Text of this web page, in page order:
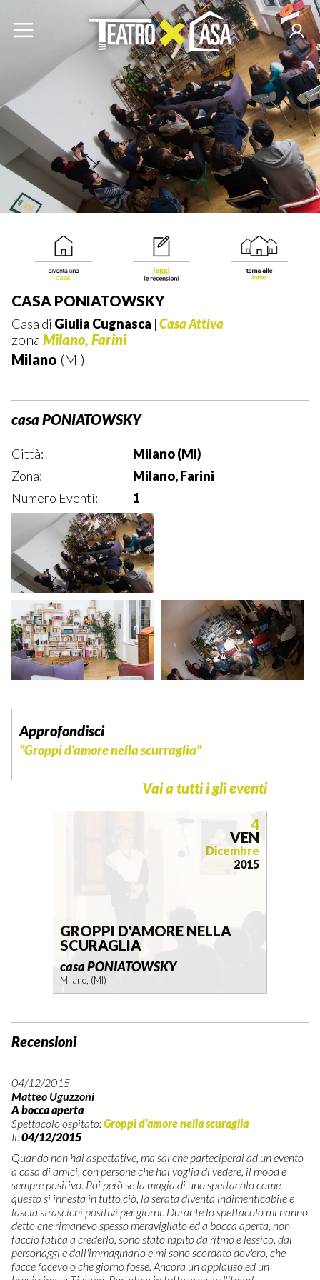
CASA PONIATOWSKY
Casa di Giulia Cugnasca |Casa Attiva
zonaMilano, Farini
Milano (MI)
casa PONIATOWSKY
Città:
Milano (MI)
Zona:
Milano, Farini
Numero Eventi:
1
Approfondisci
"Groppi d'amore nella scurraglia"
Vai a tutti i gli eventi
4
VEN
Dicembre
2015
GROPPI D'AMORE NELLA
SCURAGLIA
casa PONIATOWSKY
Milano, (MI)
Recensioni
04/12/2015
Matteo Uguzzoni
A bocca aperta
Spettacolo ospitato:Groppi d'amore nella scuraglia
Il:04/12/2015
Quando non hai aspettative, ma sai che parteciperai ad un evento
a casa di amici, con persone che hai voglia di vedere, il mood è
sempre positivo. Poi però se la magia di uno spettacolo come
questo si innesta in tutto ciò, la serata diventa indimenticabile e
lascia strascichi positivi per giorni. Durante lo spettacolo mi hanno
detto che rimanevo spesso meravigliato ed a bocca aperta, non
faccio fatica a crederlo, sono stato rapito da ritmo e lessico, dai
personaggi e dall'immaginario e mi sono scordato dov'ero, che
facce facevo o che giorno fosse. Ancora un applauso ed un